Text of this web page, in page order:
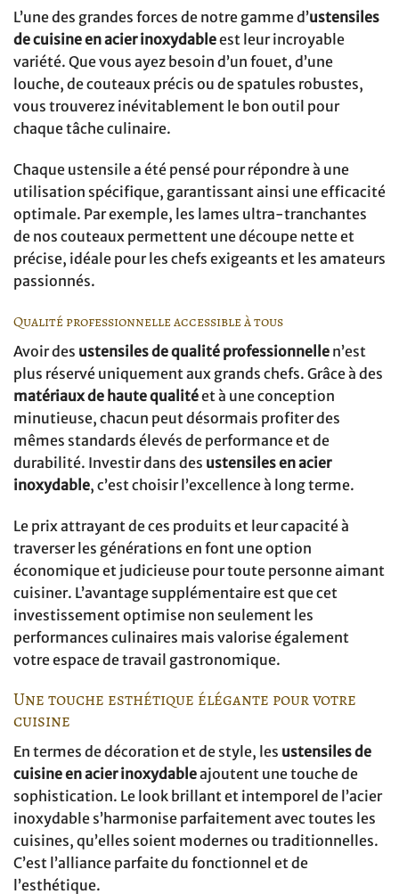
L’une des grandes forces de notre gamme d’ustensiles
de cuisine en acier inoxydableest leur incroyable
variété. Que vous ayez besoin d’un fouet, d’une
louche, de couteaux précis ou de spatules robustes,
vous trouverez inévitablement le bon outil pour
chaque tâche culinaire.
Chaque ustensile a été pensé pour répondre à une
utilisation spécifique, garantissant ainsi une efficacité
optimale. Par exemple, les lames ultra-tranchantes
de nos couteaux permettent une découpe nette et
précise, idéale pour les chefs exigeants et les amateurs
passionnés.
Qualité professionnelle accessible à tous
Avoir des ustensiles de qualité professionnelle n’est
plus réservé uniquement aux grands chefs. Grâce à des
matériaux de haute qualitéet à une conception
minutieuse, chacun peut désormais profiter des
mêmes standards élevés de performance et de
durabilité. Investir dans des ustensiles en acier
inoxydable, c’est choisir l’excellence à long terme.
Le prix attrayant de ces produits et leur capacité à
traverser les générations en font une option
économique et judicieuse pour toute personne aimant
cuisiner. L’avantage supplémentaire est que cet
investissement optimise non seulement les
performances culinaires mais valorise également
votre espace de travail gastronomique.
Une touche esthétique élégante pour votre
cuisine
En termes de décoration et de style, les ustensiles de
cuisine en acier inoxydableajoutent une touche de
sophistication. Le look brillant et intemporel de l’acier
inoxydable s’harmonise parfaitement avec toutes les
cuisines, qu’elles soient modernes ou traditionnelles.
C’est l’alliance parfaite du fonctionnel et de
l’esthétique.